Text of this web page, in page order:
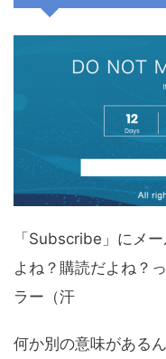
「Subscribe」にメ
よね？購読だよね？
ラー（汗
何か別の意味がある